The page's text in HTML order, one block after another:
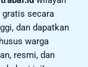
secara
dan dapatkan
warga
resmi, dan